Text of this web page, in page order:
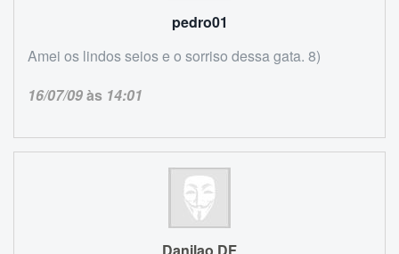
pedro01
Amei os lindos seios e o sorriso dessa gata. 8)
16/07/09às 14:01